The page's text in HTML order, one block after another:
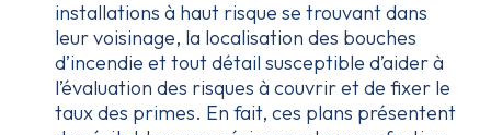
installations à haut risque se trouvant dans
leur voisinage, la localisation des bouches
d’incendie et tout détail susceptible d’aider à
l’évaluation des risques à couvrir et de fixer le
taux des primes. En fait, ces plans présentent